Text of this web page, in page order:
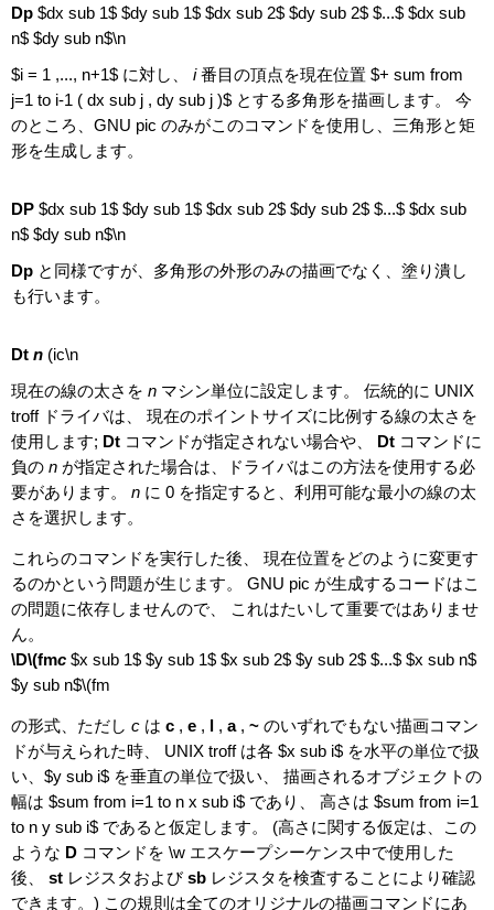
Dp $dx sub 1$ $dy sub 1$ $dx sub 2$ $dy sub 2$ $...$ $dx sub
n$ $dy sub n$\n
$i = 1 ,..., n+1$ に対し、 i番目の頂点を現在位置 $+ sum from
j=1 to i-1 ( dx sub j , dy sub j )$ とする多角形を描画します。 今
のところ、GNU pic のみがこのコマンドを使用し、三角形と矩
形を生成します。
DP $dx sub 1$ $dy sub 1$ $dx sub 2$ $dy sub 2$ $...$ $dx sub
n$ $dy sub n$\n
Dp と同様ですが、多角形の外形のみの描画でなく、塗り潰し
も行います。
Dt n (ic\n
現在の線の太さを n マシン単位に設定します。 伝統的に UNIX
troff ドライバは、 現在のポイントサイズに比例する線の太さを
使用します; Dt コマンドが指定されない場合や、 Dt コマンドに
負の n が指定された場合は、ドライバはこの方法を使用する必
要があります。 n に 0 を指定すると、利用可能な最小の線の太
さを選択します。
これらのコマンドを実行した後、 現在位置をどのように変更す
るのかという問題が生じます。 GNU pic が生成するコードはこ
の問題に依存しませんので、 これはたいして重要ではありませ
ん。
\D\(fmc $x sub 1$ $y sub 1$ $x sub 2$ $y sub 2$ $...$ $x sub n$
$y sub n$\(fm
の形式、ただし c は c , e , l , a, ~ のいずれでもない描画コマン
ドが与えられた時、 UNIX troff は各 $x sub i$ を水平の単位で扱
い、$y sub i$ を垂直の単位で扱い、 描画されるオブジェクトの
幅は $sum from i=1 to n x sub i$ であり、 高さは $sum from i=1
to n y sub i$ であると仮定します。 (高さに関する仮定は、この
ような D コマンドを \w エスケープシーケンス中で使用した
後、 st レジスタおよびsb レジスタを検査することにより確認
できます。) この規則は全てのオリジナルの描画コマンドにあ